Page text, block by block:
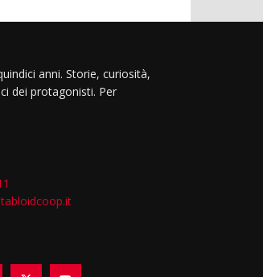
anni. Storie, curiosità,
dei protagonisti. Per